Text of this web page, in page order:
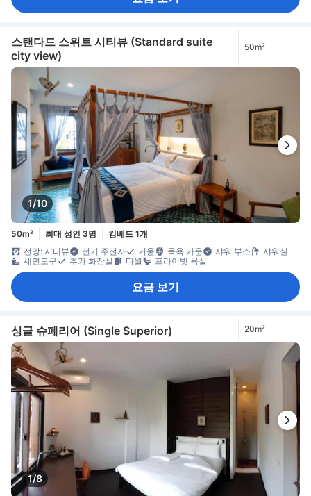
스탠다드 스위트 시티뷰 (Standard suite
city view)
50m²
1/10
50m² 최대 성인 3명
킹베드 1개
전망: 시티뷰
전기 주전자 거울 목욕 가운 샤워 부스
샤워실
세면도구
추가 화장실 타월 프라이빗 욕실
요금 보기
싱글 슈페리어 (Single Superior) 20m²
1/8